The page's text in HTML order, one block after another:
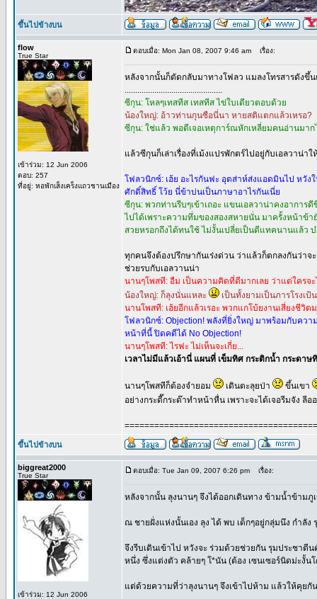
ขึ้นไปข้างบน
flow
True Star
เข้าร่วม: 12 Jun 2006
ตอบ: 257
ที่อยู่: หอพักเส็งเคร็งแถวชานเมือง
ตอบเมื่อ: Mon Jan 08, 2007 9:46 am เรื่อง:
หลังจากนั้นก็ตัดกลับมาทางโฟลว แมลงโทรสารดังขึ้
..............................................
ซีกุน: โหลๆเทสทีส เทสทีส ไข่ใบเดียวตอบด้วย
น้องใหญ่: อ้าวท่านกุนซือนี่นา หายสติแตกแล้วเหรอ?
ซีกุน: ใช่แล้ว พอดีเจอเหตุการ์ณหักเหลี่ยมคนอ่านมา
แล้วซีกุนก็เล่าเรื่องที่เม้งแปรพักตร์ไปอยู่กับเอลวาน่า
โฟลวนิกซ์: เฮ้ย อะไรกันฟะ อุตส่าห์ส่งแอดมินไป หวัง
ศักดิ์สิทธิ์ โว้ย นี่ข้าบ่นเป็นภาษาอาไรกันเนี่ย
ซีกุน: พวกท่านรีบๆเข้าเถอะ แขนเอลวาน่าคงอาการ
ไปได้เพราะความทึ่มของสองสหายนั่น มาครั้งหน้าข้
สวยหรอกถึงได้ทนใช้ ไม่งั้นเปลี่ยเป็นดีแทคนานแล้ว
ทุกคนจึงต้องปรึกษากันเร่งด่วน ว่าแล้วก็ตกลงกันว่า
ช่วยรบกับเอลวานน่า
นานๆโพสที: อืม เป็นความคิดที่ดีมากเลย ว่าแต่ใครจ
น้องใหญ่: ก็ลุงนั่นแหละ
เป็นทั้งยามเป็นภารโรงเ
นานโพสที: เฮ้ยอีกแล้วเรอะ พวกแกโบ้ยงานเสี่ยงชีวิต
โฟลวนิกซ์: Objection! พลังที่ยิ่งใหญ่ มาพร้อมกับควา
หน้าที่นี้ ปิดคดีได้ No Objection!
นานๆโพสที: ไรฟะ ไม่เห็นจะเกี่ย...
เวลาไม่มีแล้วเอ้านี่ แผนที่ เข็มทิศ กระติกน้ำ กระดา
นานๆโพสทีก็ต้องจำยอม เดินตะลุยป่า
ขึ้นเขา
อย่างกระดี๊กระด๊าทำหน้าหื่น เพราะจะได้เจอรีมจัง ลี
ขึ้นไปข้างบน
biggreat2000
True Star
เข้าร่วม: 12 Jun 2006
ตอบเมื่อ: Tue Jan 09, 2007 6:26 pm เรื่อง:
หลังจากนั้น ลุงนานๆ จึงได้ออกเดินทาง ข้ามน้ำข้ามภู
ณ ชายฝั่งแห่งนั้นเอง ลุง ได้ พบ เด็กๆอยู่กลุ่มนึง กำลัง
จึงรีบเดินเข้าไป หวังจะ ร่วมด้วยช่วยกัน รุมประชาตี
หนึ่ง ซึ่งแต่งตัว คล้ายๆ โ*นัน (ต้อง เซนเซอร์นิดม่ะงั้น
แต่ด้วยความที่ว่าลุงนานๆ จึงเข้าไปห้าม แล้วให้คุยกั